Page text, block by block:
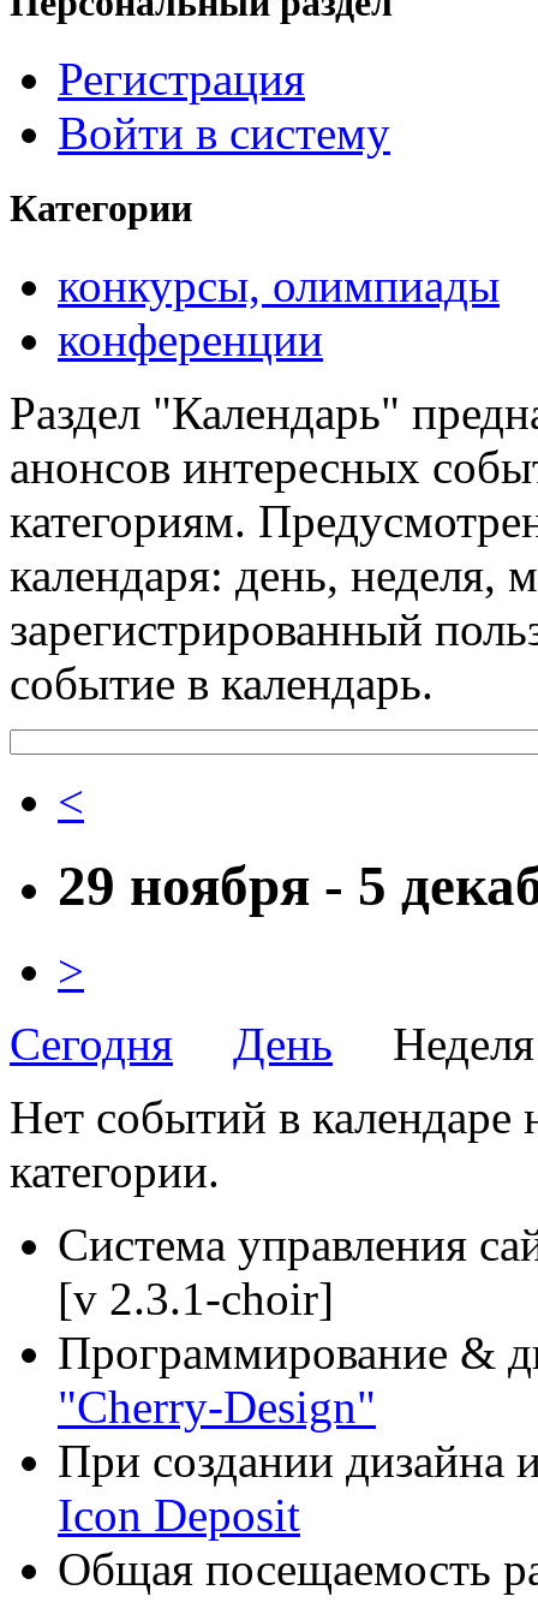
Регистрация
Войти в систему
Категории
конкурсы, олимпиады
конференции
Раздел "Календарь"
анонсов интересных
категориям.
календаря: день, неделя,
зарегистрированный
событие в календарь.
<
29 ноября - 5
>
Сегодня
День
Нет событий в календаре
категории.
Система управления
[v 2.3.1-choir]
Программирование &
"Cherry-Design"
При создании дизайна
Icon Deposit
Общая посещаемость